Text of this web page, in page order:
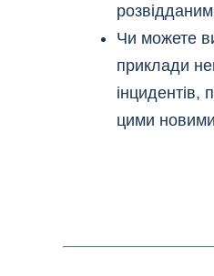
Чи можете
приклади
інцидентів,
цими